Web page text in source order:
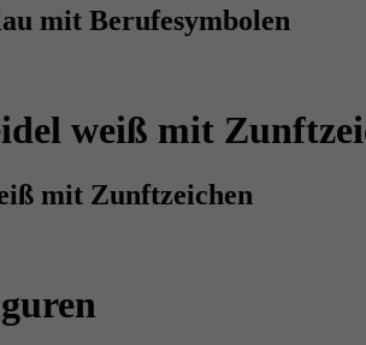
mit Berufesymbolen
weiß mit
mit Zunftzeichen